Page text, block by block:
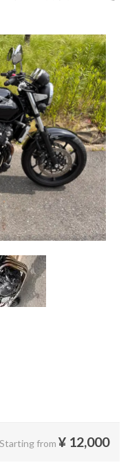
Starting from ¥ 12,000